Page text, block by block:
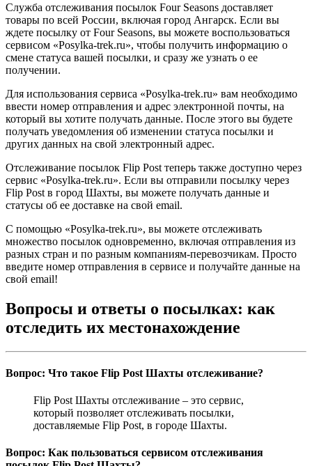
Служба отслеживания посылок Four Seasons доставляет
товары по всей России, включая город Ангарск. Если вы
ждете посылку от Four Seasons, вы можете воспользоваться
сервисом «Posylka-trek.ru», чтобы получить информацию о
смене статуса вашей посылки, и сразу же узнать о ее
получении.
Для использования сервиса «Posylka-trek.ru» вам необходимо
ввести номер отправления и адрес электронной почты, на
который вы хотите получать данные. После этого вы будете
получать уведомления об изменении статуса посылки и
других данных на свой электронный адрес.
Отслеживание посылок Flip Post теперь также доступно через
сервис «Posylka-trek.ru». Если вы отправили посылку через
Flip Post в город Шахты, вы можете получать данные и
статусы об ее доставке на свой email.
С помощью «Posylka-trek.ru», вы можете отслеживать
множество посылок одновременно, включая отправления из
разных стран и по разным компаниям-перевозчикам. Просто
введите номер отправления в сервисе и получайте данные на
свой email!
Вопросы и ответы о посылках: как
отследить их местонахождение
Вопрос: Что такое Flip Post Шахты отслеживание?
Flip Post Шахты отслеживание – это сервис,
который позволяет отслеживать посылки,
доставляемые Flip Post, в городе Шахты.
Вопрос: Как пользоваться сервисом отслеживания